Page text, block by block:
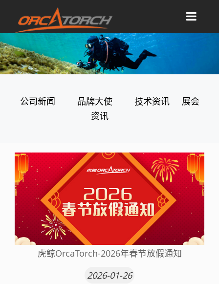
公司新闻 品牌大使 技术资讯
展会
资讯
虎鲸OrcaTorch-2026年春节放假通知
2026-01-26